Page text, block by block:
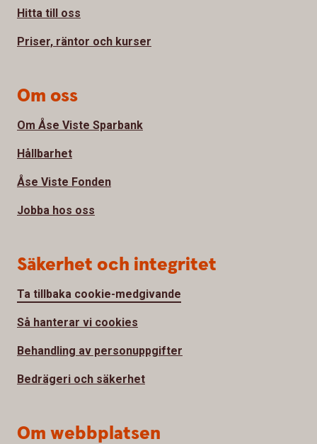
Hitta till oss
Priser, räntor och kurser
Om oss
Om Åse Viste Sparbank
Hållbarhet
Åse Viste Fonden
Jobba hos oss
Säkerhet och integritet
Ta tillbaka cookie-medgivande
Så hanterar vi cookies
Behandling av personuppgifter
Bedrägeri och säkerhet
Om webbplatsen